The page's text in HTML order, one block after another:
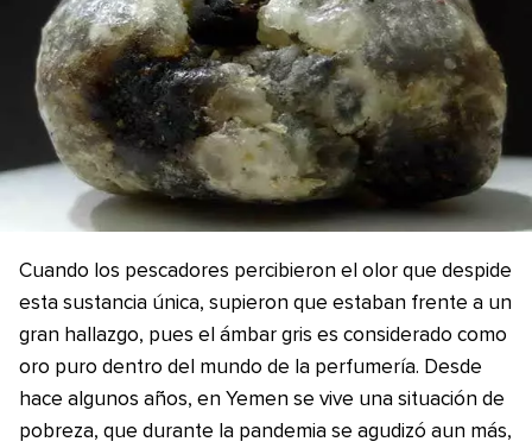
Cuando los pescadores percibieron el olor que despide
esta sustancia única, supieron que estaban frente a un
gran hallazgo, pues el ámbar gris es considerado como
oro puro dentro del mundo de la perfumería. Desde
hace algunos años, en Yemen se vive una situación de
pobreza, que durante la pandemia se agudizó aun más,